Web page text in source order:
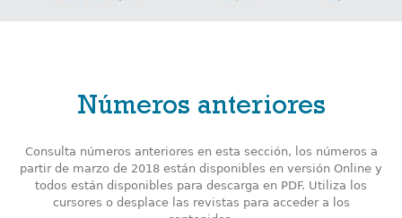
Números anteriores
Consulta números anteriores en esta sección, los números a
partir de marzo de 2018 están disponibles en versión Online y
todos están disponibles para descarga en PDF. Utiliza los
cursores o desplace las revistas para acceder a los